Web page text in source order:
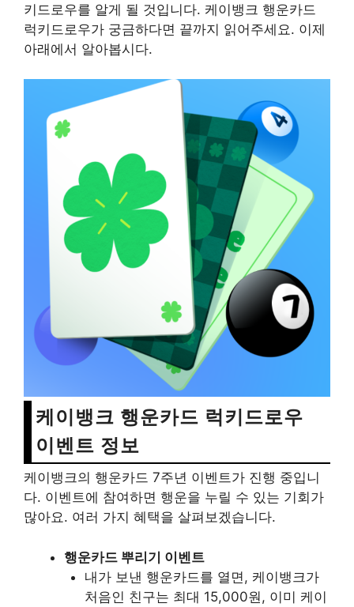
키드로우를 알게 될 것입니다. 케이뱅크 행운카드
럭키드로우가 궁금하다면 끝까지 읽어주세요. 이제
아래에서 알아봅시다.
케이뱅크 행운카드 럭키드로우
이벤트 정보
케이뱅크의 행운카드 7주년 이벤트가 진행 중입니
다. 이벤트에 참여하면 행운을 누릴 수 있는 기회가
많아요. 여러 가지 혜택을 살펴보겠습니다.
행운카드 뿌리기 이벤트
내가 보낸 행운카드를 열면, 케이뱅크가
처음인 친구는 최대 15,000원, 이미 케이